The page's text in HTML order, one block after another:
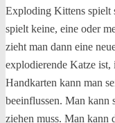
Exploding Kittens spielt
spielt keine, eine oder
zieht man dann eine
explodierende Katze ist,
Handkarten kann man
beeinflussen. Man kann
ziehen muss. Man kann